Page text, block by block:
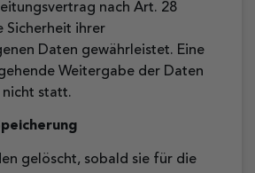
nach Art. 28
Sicherheit ihrer
Daten gewährleistet. Eine
Weitergabe der Daten
statt.
gelöscht, sobald sie für die